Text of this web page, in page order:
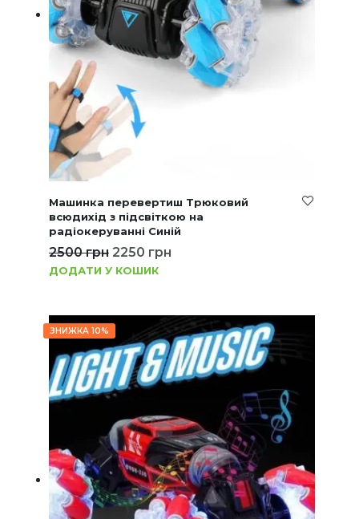
Машинка перевертиш Трюковий
всюдихід з підсвіткою на
радіокеруванні Синій
2500грн 2250 грн
ДОДАТИ У КОШИК
ЗНИЖКА 10%